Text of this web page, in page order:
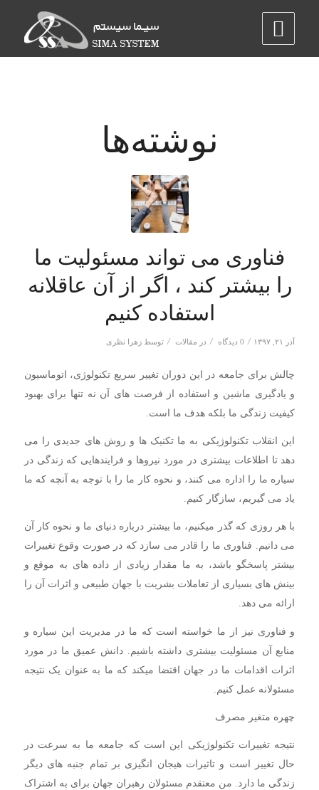
نوشته‌ها
فناوری می تواند مسئولیت ما
را بیشتر کند ، اگر از آن عاقلانه
استفاده کنیم
آذر ۲۱, ۱۳۹۷ / 0 دیدگاه / در مقالات / توسط زهرا نظری
چالش برای جامعه در این دوران تغییر سریع تکنولوژی، اتوماسیون
و یادگیری ماشین و استفاده از فرصت های آن نه تنها برای بهبود
کیفیت زندگی ما بلکه هدف ما است.
این انقلاب تکنولوژیکی به ما تکنیک ها و روش های جدیدی را می
دهد تا اطلاعات بیشتری در مورد نیروها و فرایندهایی که زندگی در
سیاره ما را اداره می کنند، و نحوه کار ما را با توجه به آنچه که ما
یاد می گیریم، سازگار کنیم.
با هر روزی که گذر میکنیم، ما بیشتر درباره دنیای ما و نحوه کار آن
می دانیم. فناوری ما را قادر می سازد که در صورت وقوع تغییرات
بیشتر پاسخگو باشد، به ما مقدار زیادی از داده های به موقع و
بینش های بسیاری از تعاملات بشریت با جهان طبیعی و اثرات آن را
ارائه می دهد.
و فناوری نیز از ما خواسته است که ما در مدیریت این سیاره و
منابع آن مسئولیت بیشتری داشته باشیم. دانش عمیق ما در مورد
اثرات اقدامات ما در جهان اقتضا میکند که ما به عنوان یک نتیجه
مسئولانه عمل کنیم.
چهره متغیر مصرف
نتیجه تغییرات تکنولوژیکی این است که جامعه ما به سرعت در
حال تغییر است و تاثیرات هیجان انگیزی بر تمام جنبه های دیگر
زندگی ما دارد. من معتقدم مسئولان رهبران جهان برای به اشتراک